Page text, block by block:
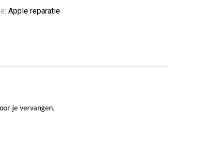
Apple reparatie
je vervangen.